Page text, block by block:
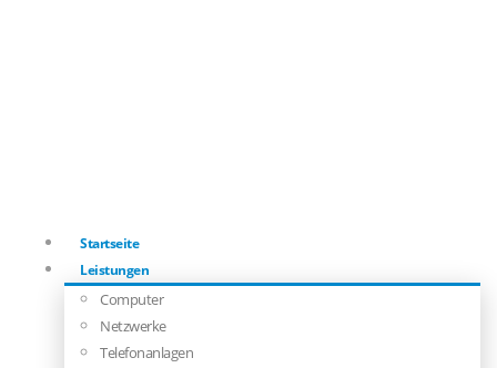
Startseite
Leistungen
Computer
Netzwerke
Telefonanlagen